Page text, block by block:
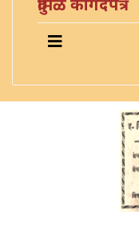
दुर्मिळ कागदपत्रे